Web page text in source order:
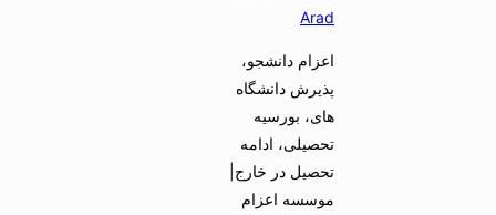
Arad
اعزام دانشجو،
پذیرش دانشگاه
های، بورسیه
تحصیلی، ادامه
تحصیل در خارج|
موسسه اعزام